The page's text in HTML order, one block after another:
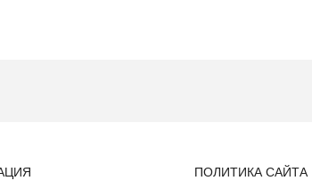
ПОЛИТИКА САЙТА